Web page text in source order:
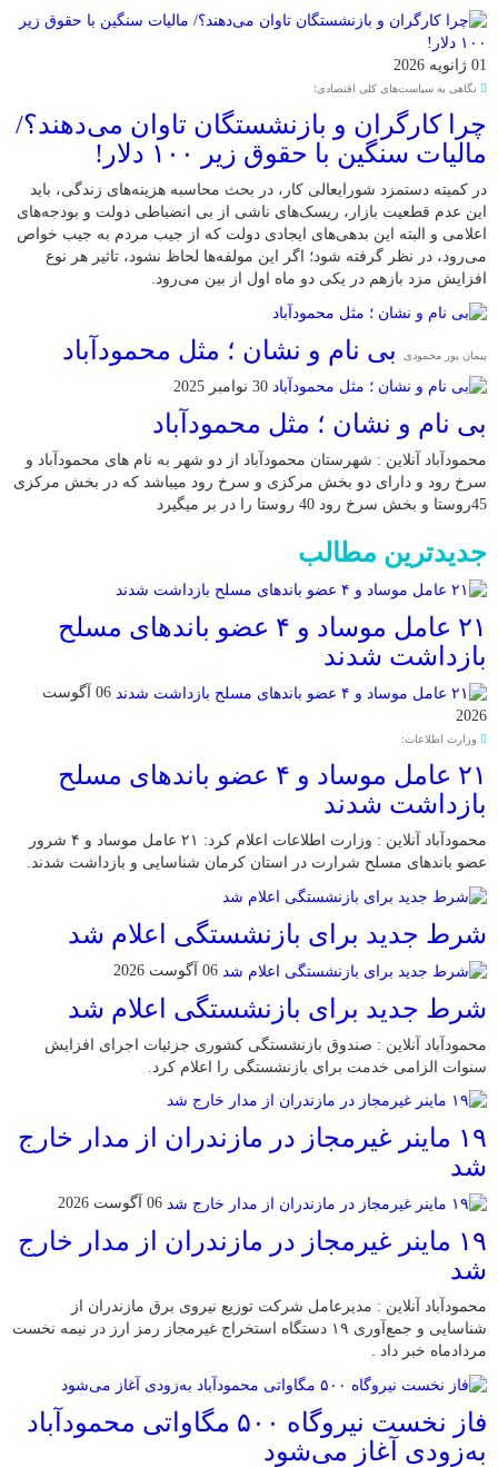
01 ژانویه 2026
نگاهی به سیاست‌های کلی اقتصادی؛
چرا کارگران و بازنشستگان تاوان می‌دهند؟/
مالیات سنگین با حقوق زیر ۱۰۰ دلار!
در کمیته دستمزد شورایعالی کار، در بحث محاسبه هزینه‌های زندگی، باید
این عدم قطعیت بازار، ریسک‌های ناشی از بی انضباطی دولت و بودجه‌های
اعلامی و البته این بدهی‌های ایجادی دولت که از جیب مردم به جیب خواص
می‌رود، در نظر گرفته شود؛ اگر این مولفه‌ها لحاظ نشود، تاثیر هر نوع
افزایش مزد بازهم در یکی دو ماه اول از بین می‌رود.
پیمان پور محمودی بی نام و نشان ؛ مثل محمودآباد
30 نوامبر 2025
بی نام و نشان ؛ مثل محمودآباد
محمودآباد آنلاین : شهرستان محمودآباد از دو شهر به نام های محمودآباد و
‌سرخ رود و دارای دو بخش مرکزی و سرخ رود میباشد که در بخش مرکزی
45روستا و بخش سرخ رود 40 روستا را در بر میگیرد
جدیدترین مطالب
۲۱ عامل موساد و ۴ عضو باند‌های مسلح
بازداشت شدند
06 آگوست
2026
وزارت اطلاعات:
۲۱ عامل موساد و ۴ عضو باند‌های مسلح
بازداشت شدند
محمودآباد آنلاین : وزارت اطلاعات اعلام کرد: ۲۱ عامل موساد و ۴ شرور
عضو باند‌های مسلح شرارت در استان کرمان شناسایی و بازداشت شدند.
شرط جدید برای بازنشستگی اعلام شد
06 آگوست 2026
شرط جدید برای بازنشستگی اعلام شد
محمودآباد آنلاین : صندوق بازنشستگی کشوری جزئیات اجرای افزایش
سنوات الزامی خدمت برای بازنشستگی را اعلام کرد.
۱۹ ماینر غیرمجاز در مازندران از مدار خارج
شد
06 آگوست 2026
۱۹ ماینر غیرمجاز در مازندران از مدار خارج
شد
محمودآباد آنلاین : مدیرعامل شرکت توزیع نیروی برق مازندران از
شناسایی و جمع‌آوری ۱۹ دستگاه استخراج غیرمجاز رمز ارز در نیمه نخست
مردادماه خبر داد .
فاز نخست نیروگاه ۵۰۰ مگاواتی محمودآباد
به‌زودی آغاز می‌شود